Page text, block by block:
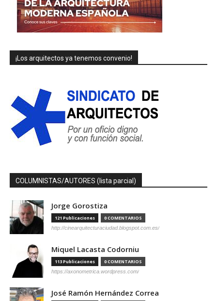
¡Los arquitectos ya tenemos convenio!
COLUMNISTAS/AUTORES (lista parcial)
Jorge Gorostiza
121 Publicaciones 0 COMENTARIOS
http://cinearquitecturaciudad.blogspot.com.es/
Miquel Lacasta Codorniu
113 Publicaciones 0 COMENTARIOS
https://axonometrica.wordpress.com/
José Ramón Hernández Correa